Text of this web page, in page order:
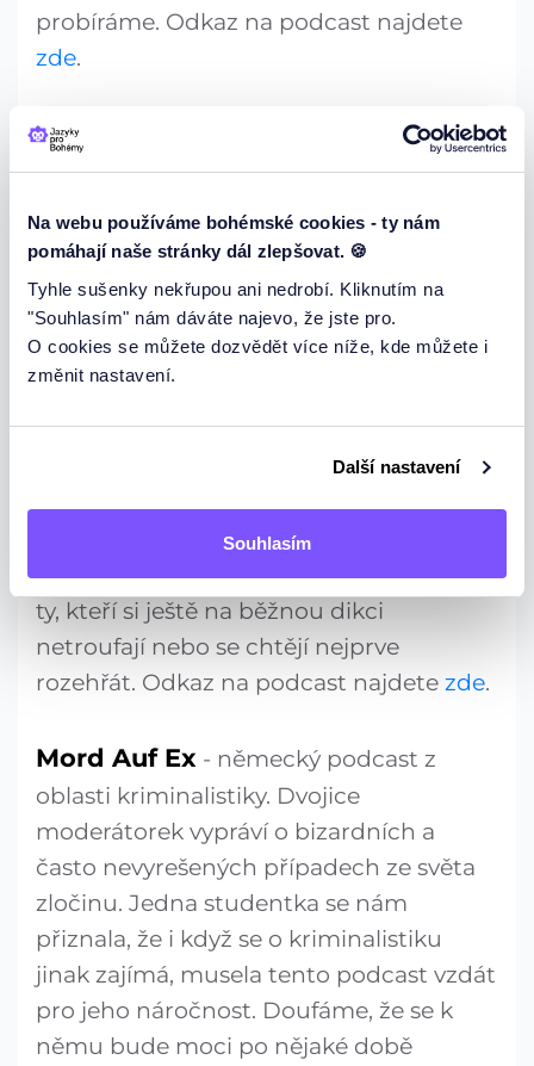
Na webu používáme bohémské cookies - ty nám
pomáhají naše stránky dál zlepšovat. 🍪
Tyhle sušenky nekřupou ani nedrobí. Kliknutím na
"Souhlasím" nám dáváte najevo, že jste pro.
O cookies se můžete dozvědět více níže, kde můžete i
změnit nastavení.
Další nastavení
Souhlasím
probíráme. Odkaz na podcast najdete
zde.
Slow German. Pozoruhodným a cenný
projektem je německý podcast Slow
German. Jak už anglický název napovídá,
podcast, zabývající se tématy všeho
druhu. Jedná se tedy o autentickou
německou reč, která je však namluvena v
nižším tempu, takže slouží jako ideální
vstup do světa německého poslechu pro
ty, kteří si ještě na běžnou dikci
netroufají nebo se chtějí nejprve
rozehřát. Odkaz na podcast najdete zde.
Mord Auf Ex - německý podcast z
oblasti kriminalistiky. Dvojice
moderátorek vypráví o bizardních a
často nevyrešených případech ze světa
zločinu. Jedna studentka se nám
přiznala, že i když se o kriminalistiku
jinak zajímá, musela tento podcast vzdát
pro jeho náročnost. Doufáme, že se k
němu bude moci po nějaké době